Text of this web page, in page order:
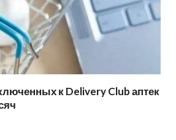
к Delivery Club аптек